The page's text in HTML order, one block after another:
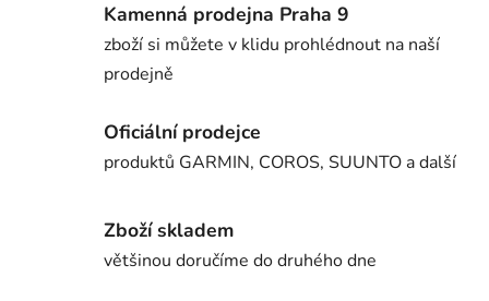
Kamenná prodejna Praha 9
zboží si můžete v klidu prohlédnout na naší
prodejně
Oficiální prodejce
produktů GARMIN, COROS, SUUNTO a další
Zboží skladem
většinou doručíme do druhého dne